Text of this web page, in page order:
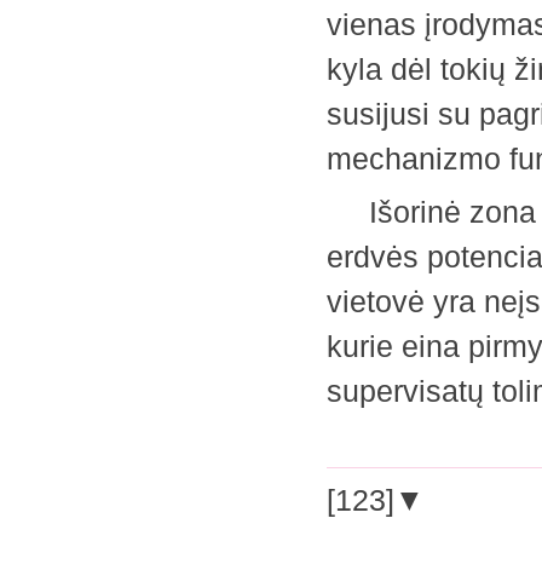
vienas
kyla dėl tokių
susijusi su
mechanizmo
Išorinė zona
erdvės
vietovė yra
kurie eina
supervisatų
[123]▼